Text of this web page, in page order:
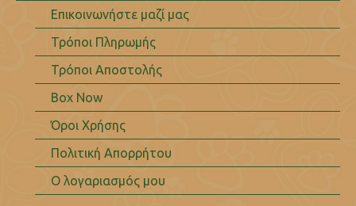
Επικοινωνήστε μαζί μας
Τρόποι Πληρωμής
Τρόποι Αποστολής
Box Now
Όροι Χρήσης
Πολιτική Απορρήτου
Ο λογαριασμός μου